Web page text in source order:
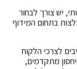
יש צורך לבחור
בתחום המידוף
לצרכי הלקוח
מתקדמים,